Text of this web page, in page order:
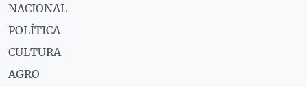
NACIONAL
POLÍTICA
CULTURA
AGRO